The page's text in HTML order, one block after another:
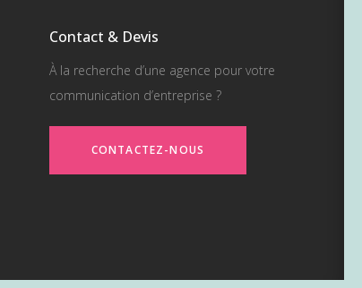
Contact & Devis
À la recherche d’une agence pour votre
communication d’entreprise ?
CONTACTEZ-NOUS